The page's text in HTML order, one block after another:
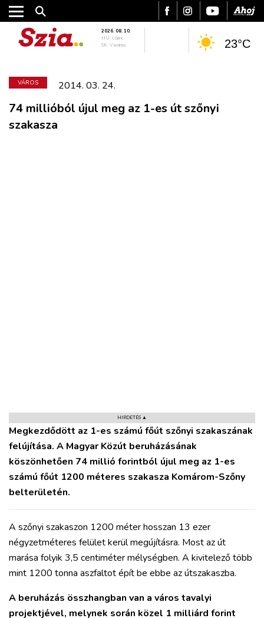
PODCAST
MIX
2026. 08. 10.
HU: Lőrinc
SK: Vavrinec
23°C
VÁROS 2014. 03. 24.
74 millióból újul meg az 1-es út szőnyi
szakasza
HIRDETÉS ▲
Megkezdődött az 1-es számú főút szőnyi szakaszának
felújítása. A Magyar Közút beruházásának
köszönhetően 74 millió forintból újul meg az 1-es
számú főút 1200 méteres szakasza Komárom-Szőny
belterületén.
A szőnyi szakaszon 1200 méter hosszan 13 ezer
négyzetméteres felület kerül megújításra. Most az út
marása folyik 3,5 centiméter mélységben. A kivitelező több
mint 1200 tonna aszfaltot épít be ebbe az útszakaszba.
A beruházás összhangban van a város tavalyi
projektjével, melynek során közel 1 milliárd forint